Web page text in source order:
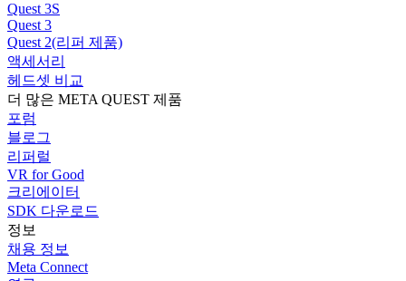
Quest 3S
Quest 3
Quest 2(리퍼 제품)
액세서리
헤드셋 비교
더 많은 META QUEST 제품
포럼
블로그
리퍼럴
VR for Good
크리에이터
SDK 다운로드
정보
채용 정보
Meta Connect